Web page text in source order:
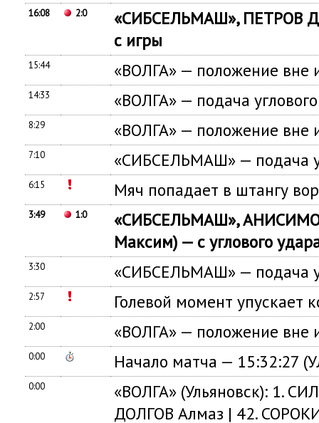
16:08 2:0
«СИБСЕЛЬМАШ», ПЕТРОВ
с игры
15:44 «ВОЛГА» — положение вне
14:33 «ВОЛГА» — подача
8:29 «ВОЛГА» — положение вне
7:10 «СИБСЕЛЬМАШ» — подача
6:15 Мяч попадает в штангу
3:49 1:0
«СИБСЕЛЬМАШ»,
Максим) — с углового
3:30 «СИБСЕЛЬМАШ» — подача
2:57 Голевой момент упускает
2:00 «ВОЛГА» — положение вне
0:00 Начало матча — 15:32:27
0:00
«ВОЛГА» (Ульяновск): 1.
ДОЛГОВ Алмаз | 42.